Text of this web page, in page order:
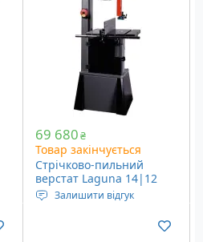
3500 об/хв
Міжцентрова відстань:
69 680₴
Товар закінчується
Стрічково-пильний
верстат Laguna 14|12
Bandsaw (MBAND1412-
175)
Залишити відгук